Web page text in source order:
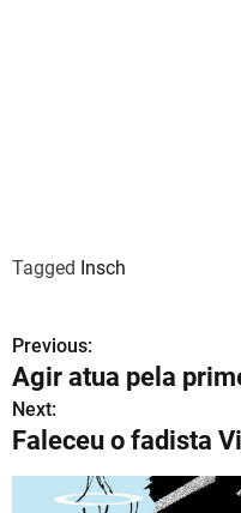
Tagged Insch
N
a
v
Previous:
Agir atua pela
Next:
Faleceu o fadista